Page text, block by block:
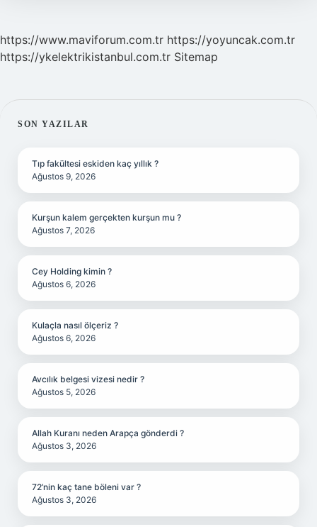
https://www.maviforum.com.tr https://yoyuncak.com.tr
https://ykelektrikistanbul.com.tr Sitemap
SIDEBAR
SON YAZILAR
Tıp fakültesi eskiden kaç yıllık ?
Ağustos 9, 2026
Kurşun kalem gerçekten kurşun mu ?
Ağustos 7, 2026
Cey Holding kimin ?
Ağustos 6, 2026
Kulaçla nasıl ölçeriz ?
Ağustos 6, 2026
Avcılık belgesi vizesi nedir ?
Ağustos 5, 2026
Allah Kuranı neden Arapça gönderdi ?
Ağustos 3, 2026
72’nin kaç tane böleni var ?
Ağustos 3, 2026